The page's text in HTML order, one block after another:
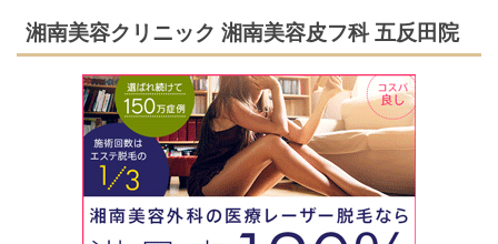
湘南美容クリニック 湘南美容皮フ科 五反田院